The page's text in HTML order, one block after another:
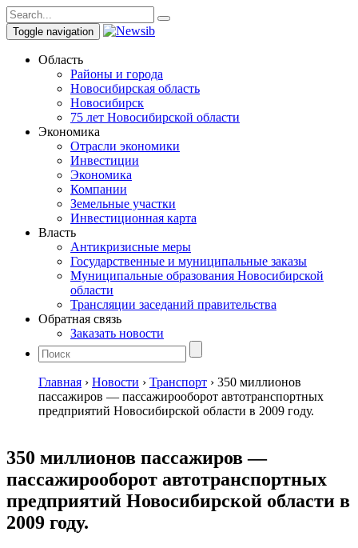
Toggle navigation
Область
Районы и города
Новосибирская область
Новосибирск
75 лет Новосибирской области
Экономика
Отрасли экономики
Инвестиции
Экономика
Компании
Земельные участки
Инвестиционная карта
Власть
Антикризисные меры
Государственные и муниципальные заказы
Муниципальные образования Новосибирской
области
Трансляции заседаний правительства
Обратная связь
Заказать новости
Главная › Новости › Транспорт › 350 миллионов
пассажиров — пассажирооборот автотранспортных
предприятий Новосибирской области в 2009 году.
350 миллионов пассажиров —
пассажирооборот автотранспортных
предприятий Новосибирской области в
2009 году.